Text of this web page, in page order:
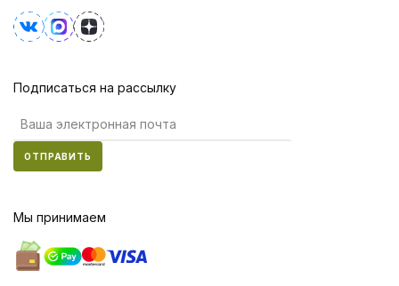
Подписаться на рассылку
ОТПРАВИТЬ
Мы принимаем